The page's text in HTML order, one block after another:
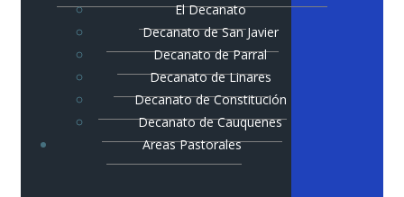
El Decanato
Decanato de San Javier
Decanato de Parral
Decanato de Linares
Decanato de Constitución
Decanato de Cauquenes
Areas Pastorales